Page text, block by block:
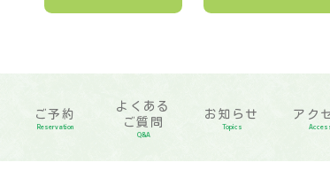
ご予約
Reservation
よくある
ご質問
Q&A
お知らせ
Topics
アク